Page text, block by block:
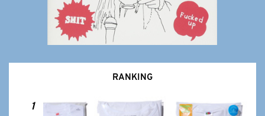
RANKING
1